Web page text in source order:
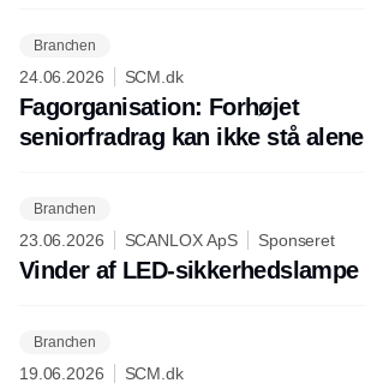
Branchen
24.06.2026 SCM.dk
Fagorganisation: Forhøjet
seniorfradrag kan ikke stå alene
Branchen
23.06.2026 SCANLOX ApS Sponseret
Vinder af LED-sikkerhedslampe
Branchen
19.06.2026 SCM.dk